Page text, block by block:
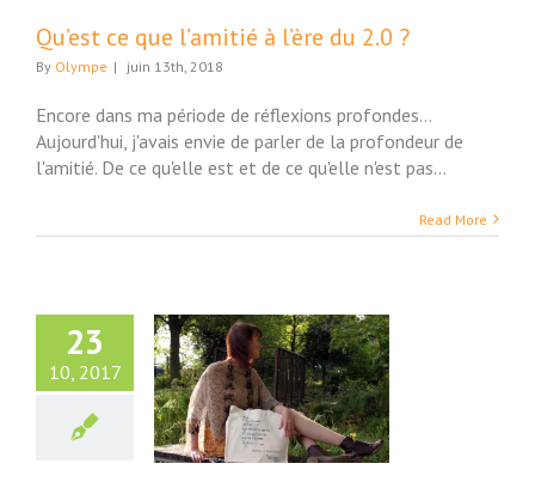
Qu’est ce que l’amitié à l’ère du 2.0 ?
By Olympe | juin 13th, 2018
Encore dans ma période de réflexions profondes...
Aujourd'hui, j'avais envie de parler de la profondeur de
l'amitié. De ce qu'elle est et de ce qu'elle n'est pas...
Read More
23
10, 2017
qui êtes-vous
? Le blog
Attitude…